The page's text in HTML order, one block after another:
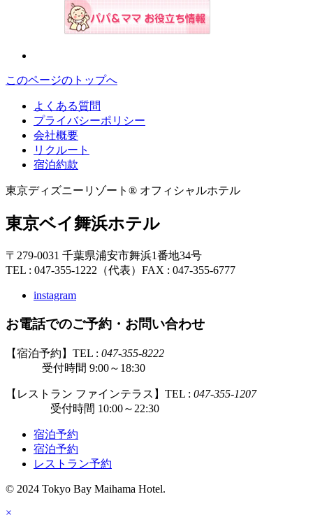
このページのトップへ
よくある質問
プライバシーポリシー
会社概要
リクルート
宿泊約款
東京ディズニーリゾート® オフィシャルホテル
東京ベイ舞浜ホテル
〒279-0031 千葉県浦安市舞浜1番地34号
TEL : 047-355-1222（代表） FAX : 047-355-6777
instagram
お電話でのご予約・お問い合わせ
【宿泊予約】TEL : 047-355-8222
受付時間 9:00～18:30
【レストラン ファインテラス】TEL : 047-355-1207
受付時間 10:00～22:30
宿泊予約
宿泊予約
レストラン予約
© 2024 Tokyo Bay Maihama Hotel.
×